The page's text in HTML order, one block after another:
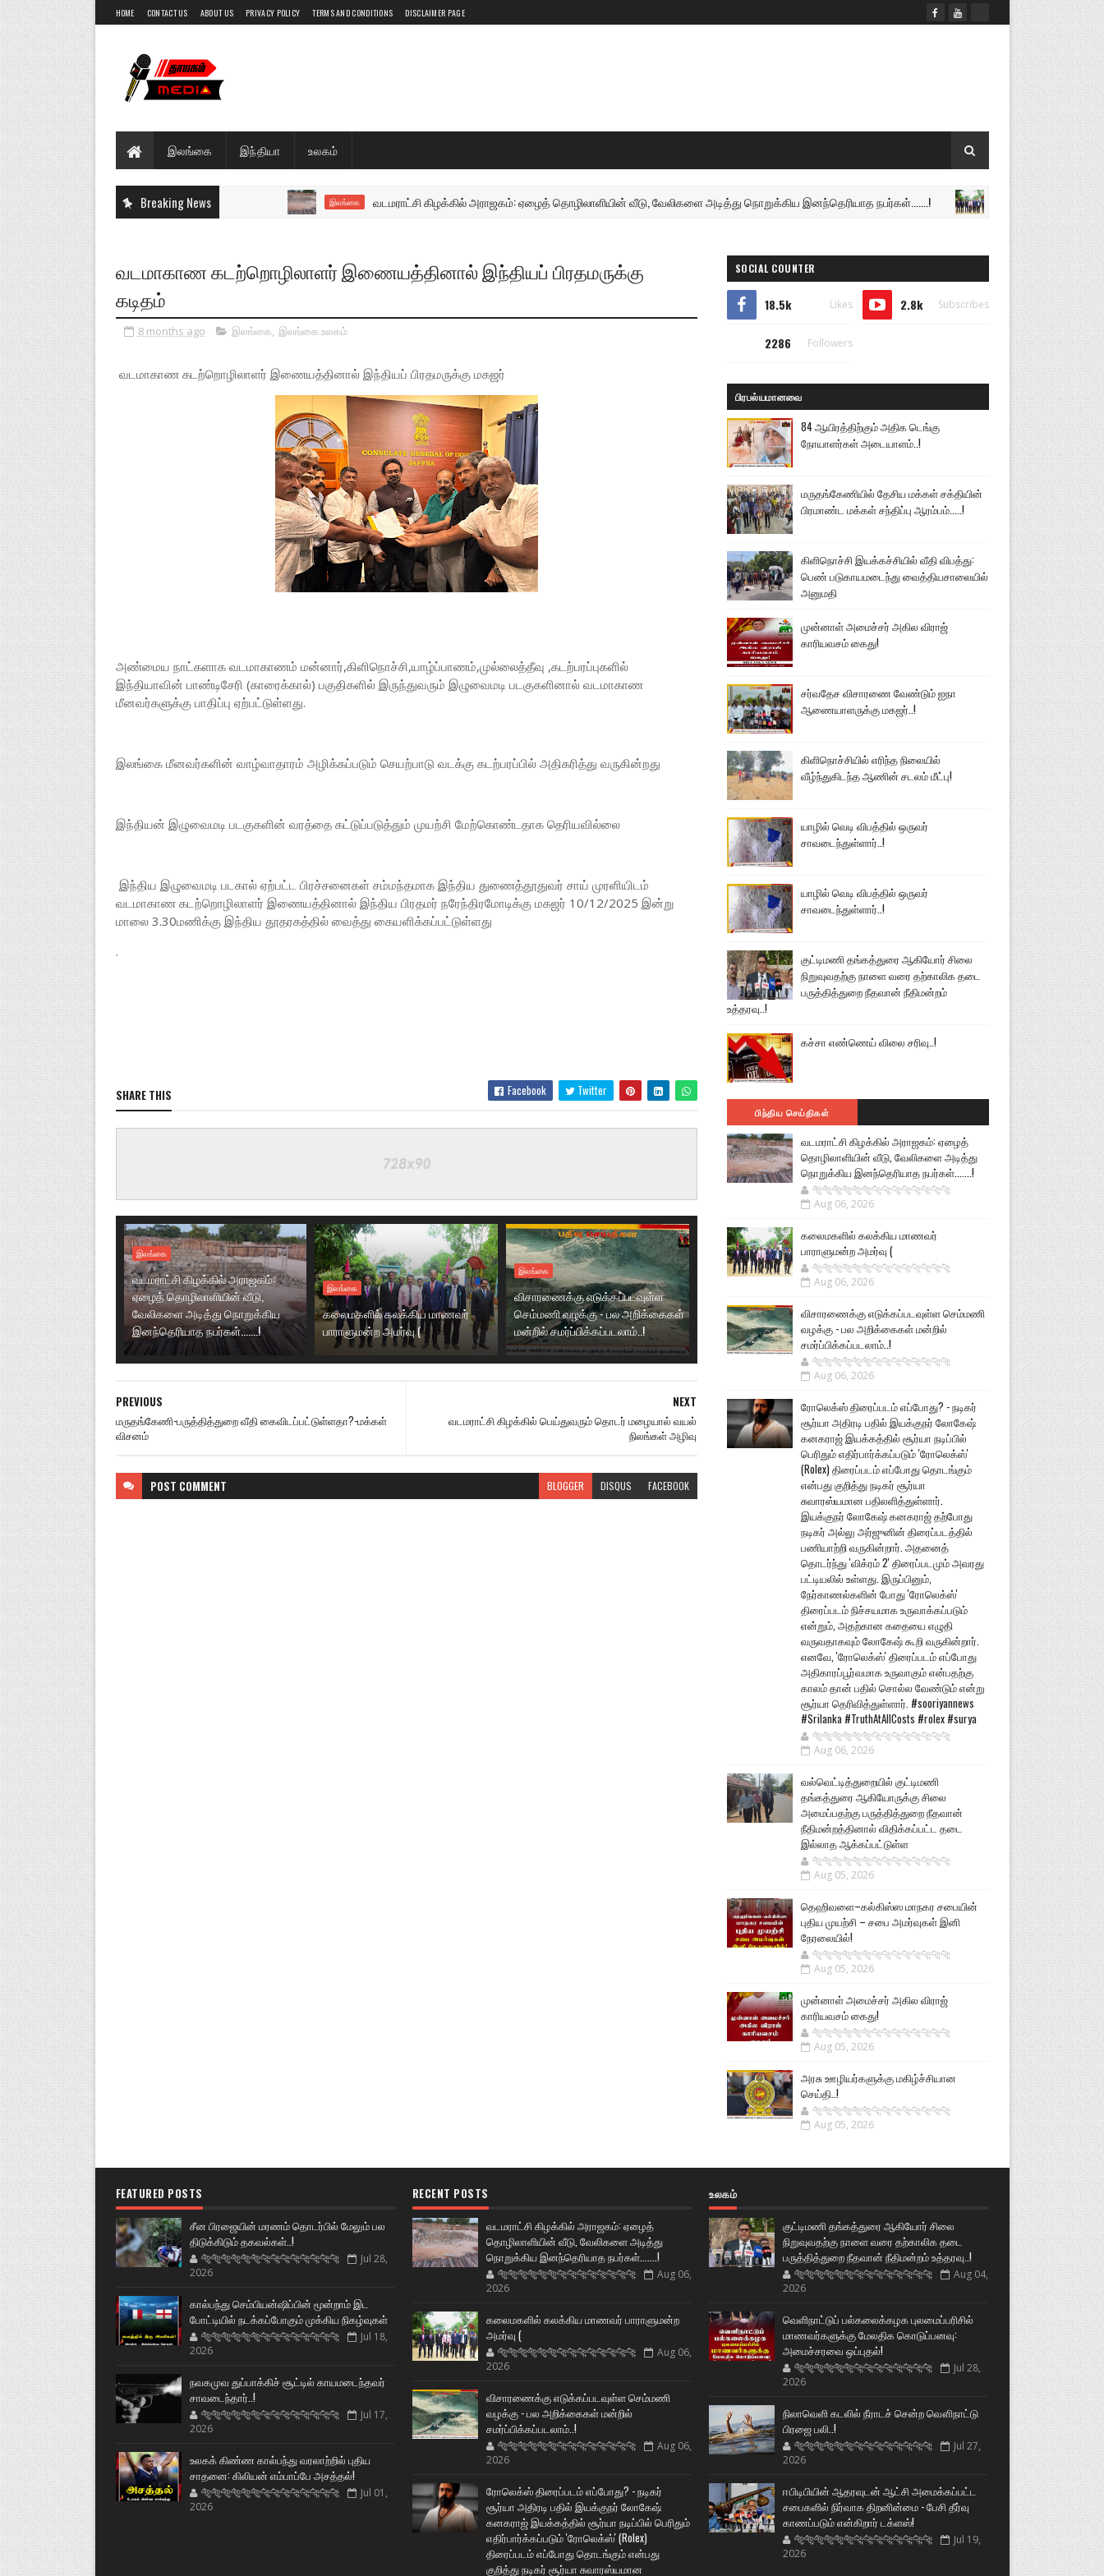
HOME CONTACT US ABOUT US PRIVACY POLICY TERMS AND CONDITIONS DISCLAIMER PAGE
இலங்கை இந்தியா உலகம்
Breaking News இலங்கை வடமராட்சி கிழக்கில் அராஜகம்: ஏழைத் தொழிலாளியின் வீடு, வேலிகளை அடித்து நொறுக்கிய இனந்தெரியாத நபர்கள்.......! இலங்கை கலைமகளில்
வடமாகாண கடற்றொழிலாளர் இணையத்தினால் இந்தியப் பிரதமருக்கு
கடிதம்
8 months ago இலங்கை, இலங்கை.உலகம்
வடமாகாண கடற்றொழிலாளர் இணையத்தினால் இந்தியப் பிரதமருக்கு மகஜர்
அண்மைய நாட்களாக வடமாகாணம் மன்னார்,கிளிநொச்சி,யாழ்ப்பாணம்,முல்லைத்தீவு ,கடற்பரப்புகளில்
இந்தியாவின் பாண்டிசேரி (காரைக்கால்) பகுதிகளில் இருந்துவரும் இழுவைமடி படகுகளினால் வடமாகாண
மீனவர்களுக்கு பாதிப்பு ஏற்பட்டுள்ளது.
இலங்கை மீனவர்களின் வாழ்வாதாரம் அழிக்கப்படும் செயற்பாடு வடக்கு கடற்பரப்பில் அதிகரித்து வருகின்றது
இந்தியன் இழுவைமடி படகுகளின் வரத்தை கட்டுப்படுத்தும் முயற்சி மேற்கொண்டதாக தெரியவில்லை
இந்திய இழுவைமடி படகால் ஏற்பட்ட பிரச்சனைகள் சம்மந்தமாக இந்திய துணைத்தூதுவர் சாய் முரளியிடம்
வடமாகாண கடற்றொழிலாளர் இணையத்தினால் இந்திய பிரதமர் நரேந்திரமோடிக்கு மகஜர் 10/12/2025 இன்று
மாலை 3.30மணிக்கு இந்திய தூதரகத்தில் வைத்து கையளிக்கப்பட்டுள்ளது
.
SHARE THIS Facebook Twitter
இலங்கை
வடமராட்சி கிழக்கில் அராஜகம்:
ஏழைத் தொழிலாளியின் வீடு,
வேலிகளை அடித்து நொறுக்கிய
இனந்தெரியாத நபர்கள்.......!
இலங்கை
கலைமகளில் கலக்கிய மாணவர்
பாராளுமன்ற அமர்வு (
இலங்கை
விசாரணைக்கு எடுக்கப்படவுள்ள
செம்மணி வழக்கு - பல அறிக்கைகள்
மன்றில் சமர்ப்பிக்கப்படலாம்..!
NEXT
வடமராட்சி கிழக்கில் பெய்துவரும் தொடர் மழையால் வயல்
நிலங்கள் அழிவு
PREVIOUS
மருதங்கேணி-பருத்தித்துறை வீதி கைவிடப்பட்டுள்ளதா?-மக்கள்
விசனம்
POST COMMENT BLOGGER DISQUS FACEBOOK
SOCIAL COUNTER
18.5k Likes 2.8k Subscribes
2286 Followers
பிரபல்யமானவை
84 ஆயிரத்திற்கும் அதிக டெங்கு
நோயாளர்கள் அடையாளம்..!
மருதங்கேணியில் தேசிய மக்கள் சக்தியின்
பிரமாண்ட மக்கள் சந்திப்பு ஆரம்பம்.....!
கிளிநொச்சி இயக்கச்சியில் வீதி விபத்து:
பெண் படுகாயமடைந்து வைத்தியசாலையில்
அனுமதி
முன்னாள் அமைச்சர் அகில விராஜ்
காரியவசம் கைது!
சர்வதேச விசாரணை வேண்டும் ஐநா
ஆணையாளருக்கு மகஜர்..!
கிளிநொச்சியில் எரிந்த நிலையில்
வீழ்ந்துகிடந்த ஆணின் சடலம் மீட்பு!
யாழில் வெடி விபத்தில் ஒருவர்
சாவடைந்துள்ளார்..!
யாழில் வெடி விபத்தில் ஒருவர்
சாவடைந்துள்ளார்..!
குட்டிமணி தங்கத்துரை ஆகியோர் சிலை
நிறுவுவதற்கு நாளை வரை தற்காலிக தடை
பருத்தித்துறை நீதவான் நீதிமன்றம்
உத்தரவு..!
கச்சா எண்ணெய் விலை சரிவு..!
பிந்திய செய்திகள்
வடமராட்சி கிழக்கில் அராஜகம்: ஏழைத்
தொழிலாளியின் வீடு, வேலிகளை அடித்து
நொறுக்கிய இனந்தெரியாத நபர்கள்.......!
🐅🐅🐅🐅🐅🐅🐆🐆🐆🐆🐆🐆🐆🐆
Aug 06, 2026
கலைமகளில் கலக்கிய மாணவர்
பாராளுமன்ற அமர்வு (
🐅🐅🐅🐅🐅🐅🐆🐆🐆🐆🐆🐆🐆🐆
Aug 06, 2026
விசாரணைக்கு எடுக்கப்படவுள்ள செம்மணி
வழக்கு - பல அறிக்கைகள் மன்றில்
சமர்ப்பிக்கப்படலாம்..!
🐅🐅🐅🐅🐅🐅🐆🐆🐆🐆🐆🐆🐆🐆
Aug 06, 2026
ரோலெக்ஸ் திரைப்படம் எப்போது? - நடிகர்
சூர்யா அதிரடி பதில் இயக்குநர் லோகேஷ்
கனகராஜ் இயக்கத்தில் சூர்யா நடிப்பில்
பெரிதும் எதிர்பார்க்கப்படும் 'ரோலெக்ஸ்'
(Rolex) திரைப்படம் எப்போது தொடங்கும்
என்பது குறித்து நடிகர் சூர்யா
சுவாரஸ்யமான பதிலளித்துள்ளார்.
இயக்குநர் லோகேஷ் கனகராஜ் தற்போது
நடிகர் அல்லு அர்ஜுனின் திரைப்படத்தில்
பணியாற்றி வருகின்றார். அதனைத்
தொடர்ந்து 'விக்ரம் 2' திரைப்படமும் அவரது
பட்டியலில் உள்ளது. இருப்பினும்,
நேர்காணல்களின் போது 'ரோலெக்ஸ்'
திரைப்படம் நிச்சயமாக உருவாக்கப்படும்
என்றும், அதற்கான கதையை எழுதி
வருவதாகவும் லோகேஷ் கூறி வருகின்றார்.
எனவே, 'ரோலெக்ஸ்' திரைப்படம் எப்போது
அதிகாரப்பூர்வமாக உருவாகும் என்பதற்கு
காலம் தான் பதில் சொல்ல வேண்டும் என்று
சூர்யா தெரிவித்துள்ளார். #sooriyannews
#Srilanka #TruthAtAllCosts #rolex #surya
🐅🐅🐅🐅🐅🐅🐆🐆🐆🐆🐆🐆🐆🐆
Aug 06, 2026
வல்வெட்டித்துறையில் குட்டிமணி
தங்கத்துரை ஆகியோருக்கு சிலை
அமைப்பதற்கு பருத்தித்துறை நீதவான்
நீதிமன்றத்தினால் விதிக்கப்பட்ட தடை
இல்லாத ஆக்கப்பட்டுள்ள
🐅🐅🐅🐅🐅🐅🐆🐆🐆🐆🐆🐆🐆🐆
Aug 05, 2026
தெஹிவளை–கல்கிஸ்ஸ மாநகர சபையின்
புதிய முயற்சி – சபை அமர்வுகள் இனி
நேரலையில்!
🐅🐅🐅🐅🐅🐅🐆🐆🐆🐆🐆🐆🐆🐆
Aug 05, 2026
முன்னாள் அமைச்சர் அகில விராஜ்
காரியவசம் கைது!
🐅🐅🐅🐅🐅🐅🐆🐆🐆🐆🐆🐆🐆🐆
Aug 05, 2026
அரசு ஊழியர்களுக்கு மகிழ்ச்சியான
செய்தி..!
🐅🐅🐅🐅🐅🐅🐆🐆🐆🐆🐆🐆🐆🐆
Aug 05, 2026
FEATURED POSTS
சீன பிரஜையின் மரணம் தொடர்பில் மேலும் பல
திடுக்கிடும் தகவல்கள்..!
🐅🐅🐅🐅🐅🐅🐆🐆🐆🐆🐆🐆🐆🐆
Jul 28,
2026
கால்பந்து செம்பியன்ஷிப்பின் மூன்றாம் இட
போட்டியில் நடக்கப்போகும் முக்கிய நிகழ்வுகள்
🐅🐅🐅🐅🐅🐅🐆🐆🐆🐆🐆🐆🐆🐆
Jul 18,
2026
நவகமுவ துப்பாக்கிச் சூட்டில் காயமடைந்தவர்
சாவடைந்தார்..!
🐅🐅🐅🐅🐅🐅🐆🐆🐆🐆🐆🐆🐆🐆
Jul 17,
2026
உலகக் கிண்ண கால்பந்து வரலாற்றில் புதிய
சாதனை: கிலியன் எம்பாப்பே அசத்தல்!
🐅🐅🐅🐅🐅🐅🐆🐆🐆🐆🐆🐆🐆🐆
Jul 01,
2026
RECENT POSTS
வடமராட்சி கிழக்கில் அராஜகம்: ஏழைத்
தொழிலாளியின் வீடு, வேலிகளை அடித்து
நொறுக்கிய இனந்தெரியாத நபர்கள்.......!
🐅🐅🐅🐅🐅🐅🐆🐆🐆🐆🐆🐆🐆🐆
Aug 06,
2026
கலைமகளில் கலக்கிய மாணவர் பாராளுமன்ற
அமர்வு (
🐅🐅🐅🐅🐅🐅🐆🐆🐆🐆🐆🐆🐆🐆
Aug 06,
2026
விசாரணைக்கு எடுக்கப்படவுள்ள செம்மணி
வழக்கு - பல அறிக்கைகள் மன்றில்
சமர்ப்பிக்கப்படலாம்..!
🐅🐅🐅🐅🐅🐅🐆🐆🐆🐆🐆🐆🐆🐆
Aug 06,
2026
ரோலெக்ஸ் திரைப்படம் எப்போது? - நடிகர்
சூர்யா அதிரடி பதில் இயக்குநர் லோகேஷ்
கனகராஜ் இயக்கத்தில் சூர்யா நடிப்பில் பெரிதும்
எதிர்பார்க்கப்படும் 'ரோலெக்ஸ்' (Rolex)
திரைப்படம் எப்போது தொடங்கும் என்பது
குறித்து நடிகர் சூர்யா சுவாரஸ்யமான
உலகம்
குட்டிமணி தங்கத்துரை ஆகியோர் சிலை
நிறுவுவதற்கு நாளை வரை தற்காலிக தடை
பருத்தித்துறை நீதவான் நீதிமன்றம் உத்தரவு..!
🐅🐅🐅🐅🐅🐅🐆🐆🐆🐆🐆🐆🐆🐆
Aug 04,
2026
வெளிநாட்டுப் பல்கலைக்கழக புலமைப்பரிசில்
மாணவர்களுக்கு மேலதிக கொடுப்பனவு:
அமைச்சரவை ஒப்புதல்!
🐅🐅🐅🐅🐅🐅🐆🐆🐆🐆🐆🐆🐆🐆
Jul 28,
2026
நிலாவெளி கடலில் நீராடச் சென்ற வௌிநாட்டு
பிரஜை பலி..!
🐅🐅🐅🐅🐅🐅🐆🐆🐆🐆🐆🐆🐆🐆
Jul 27,
2026
ஈபிடிபியின் ஆதரவுடன் ஆட்சி அமைக்கப்பட்ட
சபைகளில் நிர்வாக திறனின்மை - பேசி தீர்வு
காணப்படும் என்கிறார் டக்ளஸ்!
🐅🐅🐅🐅🐅🐅🐆🐆🐆🐆🐆🐆🐆🐆
Jul 19,
2026